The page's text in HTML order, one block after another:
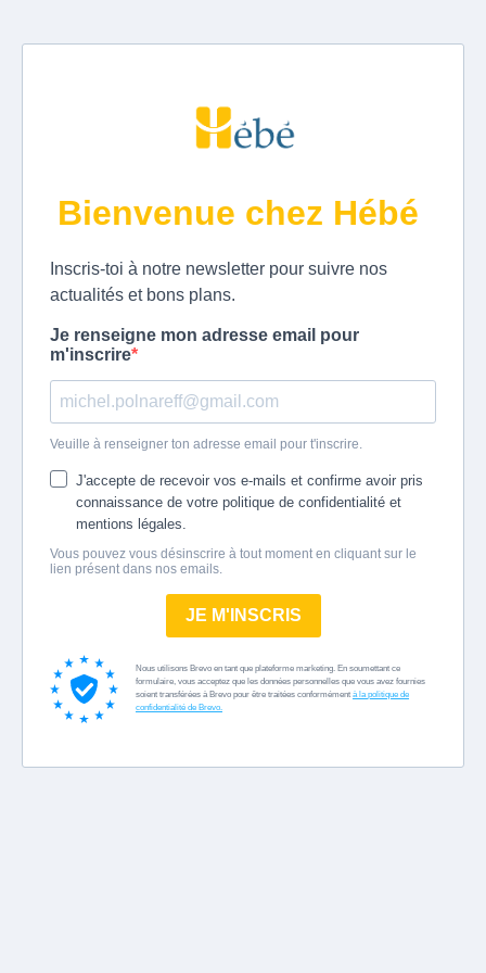
Bienvenue chez Hébé
Inscris-toi à notre newsletter pour suivre nos
actualités et bons plans.
Je renseigne mon adresse email pour
m'inscrire
Veuille à renseigner ton adresse email pour t'inscrire.
J'accepte de recevoir vos e-mails et confirme avoir pris
connaissance de votre politique de confidentialité et
mentions légales.
Vous pouvez vous désinscrire à tout moment en cliquant sur le
lien présent dans nos emails.
JE M'INSCRIS
Nous utilisons Brevo en tant que plateforme marketing. En soumettant ce
formulaire, vous acceptez que les données personnelles que vous avez fournies
soient transférées à Brevo pour être traitées conformément à la politique de
confidentialité de Brevo.